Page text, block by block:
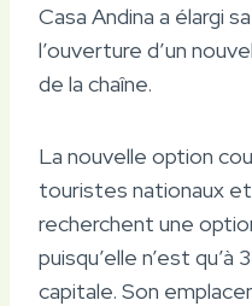
Casa Andina a élargi
l’ouverture d’un
de la chaîne.
La nouvelle option
touristes nationaux
recherchent une
puisqu’elle n’est
capitale. Son